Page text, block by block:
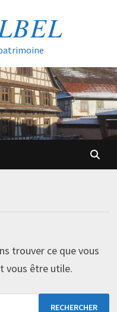
trouver ce que vous
vous être utile.